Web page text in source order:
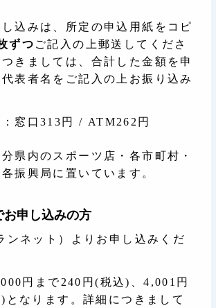
込みは、所定の申込用紙をコピ
ずつ ご記入の上郵送してくださ
きましては、合計した金額を申
表者名をご記入の上お振り込み
窓口313円 / ATM262円
県内のスポーツ店・各市町村・
振興局に置いています。
申し込みの方
ンネット）よりお申し込みくだ
円まで240円(税込)、4,001円
となります。詳細につきまして